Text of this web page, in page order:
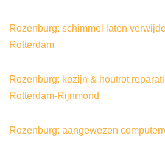
Rozenburg: schimmel laten
Rotterdam
Rozenburg: kozijn & houtrot
Rotterdam-Rijnmond
Rozenburg: aangewezen